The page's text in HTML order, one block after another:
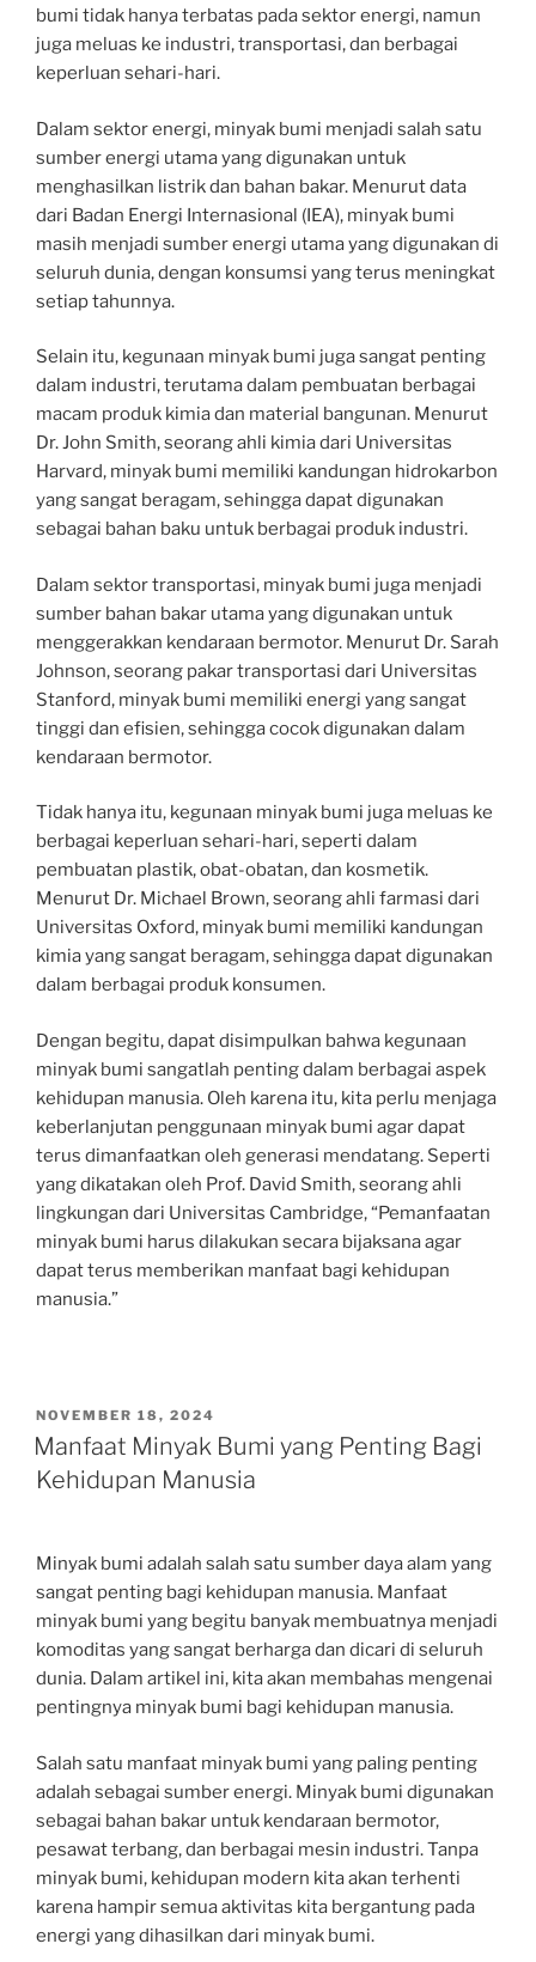
bumi tidak hanya terbatas pada sektor energi, namun
juga meluas ke industri, transportasi, dan berbagai
keperluan sehari-hari.
Dalam sektor energi, minyak bumi menjadi salah satu
sumber energi utama yang digunakan untuk
menghasilkan listrik dan bahan bakar. Menurut data
dari Badan Energi Internasional (IEA), minyak bumi
masih menjadi sumber energi utama yang digunakan di
seluruh dunia, dengan konsumsi yang terus meningkat
setiap tahunnya.
Selain itu, kegunaan minyak bumi juga sangat penting
dalam industri, terutama dalam pembuatan berbagai
macam produk kimia dan material bangunan. Menurut
Dr. John Smith, seorang ahli kimia dari Universitas
Harvard, minyak bumi memiliki kandungan hidrokarbon
yang sangat beragam, sehingga dapat digunakan
sebagai bahan baku untuk berbagai produk industri.
Dalam sektor transportasi, minyak bumi juga menjadi
sumber bahan bakar utama yang digunakan untuk
menggerakkan kendaraan bermotor. Menurut Dr. Sarah
Johnson, seorang pakar transportasi dari Universitas
Stanford, minyak bumi memiliki energi yang sangat
tinggi dan efisien, sehingga cocok digunakan dalam
kendaraan bermotor.
Tidak hanya itu, kegunaan minyak bumi juga meluas ke
berbagai keperluan sehari-hari, seperti dalam
pembuatan plastik, obat-obatan, dan kosmetik.
Menurut Dr. Michael Brown, seorang ahli farmasi dari
Universitas Oxford, minyak bumi memiliki kandungan
kimia yang sangat beragam, sehingga dapat digunakan
dalam berbagai produk konsumen.
Dengan begitu, dapat disimpulkan bahwa kegunaan
minyak bumi sangatlah penting dalam berbagai aspek
kehidupan manusia. Oleh karena itu, kita perlu menjaga
keberlanjutan penggunaan minyak bumi agar dapat
terus dimanfaatkan oleh generasi mendatang. Seperti
yang dikatakan oleh Prof. David Smith, seorang ahli
lingkungan dari Universitas Cambridge, “Pemanfaatan
minyak bumi harus dilakukan secara bijaksana agar
dapat terus memberikan manfaat bagi kehidupan
manusia.”
POSTED
ON
NOVEMBER 18, 2024
Manfaat Minyak Bumi yang Penting Bagi
Kehidupan Manusia
Minyak bumi adalah salah satu sumber daya alam yang
sangat penting bagi kehidupan manusia. Manfaat
minyak bumi yang begitu banyak membuatnya menjadi
komoditas yang sangat berharga dan dicari di seluruh
dunia. Dalam artikel ini, kita akan membahas mengenai
pentingnya minyak bumi bagi kehidupan manusia.
Salah satu manfaat minyak bumi yang paling penting
adalah sebagai sumber energi. Minyak bumi digunakan
sebagai bahan bakar untuk kendaraan bermotor,
pesawat terbang, dan berbagai mesin industri. Tanpa
minyak bumi, kehidupan modern kita akan terhenti
karena hampir semua aktivitas kita bergantung pada
energi yang dihasilkan dari minyak bumi.